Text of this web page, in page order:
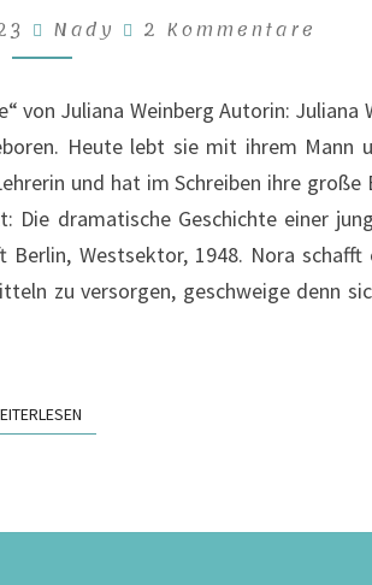
VON
WEINBERG
/
REZENSION
Nady Kommentare
2 Kommentare
Juliana Weinberg Autorin: Juliana
Heute lebt sie mit ihrem Mann
und hat im Schreiben ihre große
Die dramatische Geschichte einer
Westsektor, 1948. Nora schafft
zu versorgen, geschweige denn